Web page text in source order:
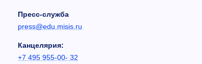
Пресс-служба
press@edu.misis.ru
Канцелярия:
+7 495 955-00- 32